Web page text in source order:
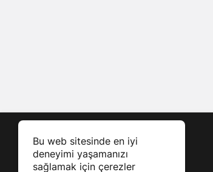
Bu web sitesinde en iyi
deneyimi yaşamanızı
sağlamak için çerezler